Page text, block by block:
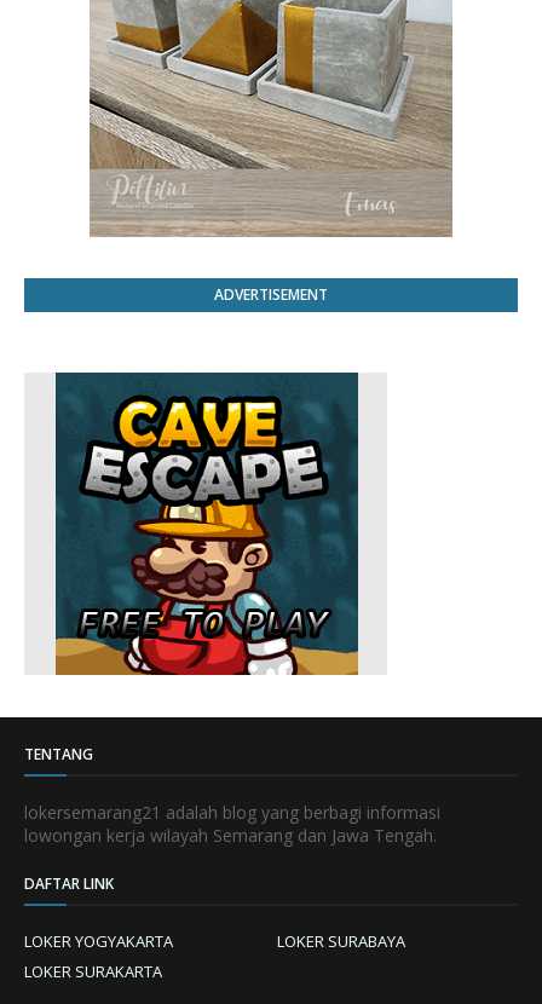
ADVERTISEMENT
TENTANG
lokersemarang21 adalah blog yang berbagi informasi
lowongan kerja wilayah Semarang dan Jawa Tengah.
DAFTAR LINK
LOKER YOGYAKARTA
LOKER SURABAYA
LOKER SURAKARTA